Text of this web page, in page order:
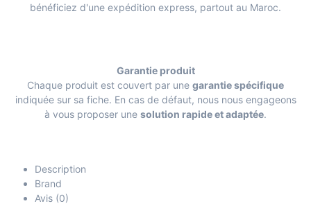
bénéficiez d'une expédition express, partout au Maroc.
Garantie produit
Chaque produit est couvert par une garantie spécifique
indiquée sur sa fiche. En cas de défaut, nous nous engageons
à vous proposer une solution rapide et adaptée.
Description
Brand
Avis (0)